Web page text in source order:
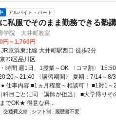
アルバイト・パート
私服でそのまま勤務できる塾
学院 大井町教室
円～1,760円
京浜東北線 大井町駅西口 徒歩2分
23区品川区
時間 週1日、1授業～OK 〈コマ割〉
～21:40 〈講習期間〉 夏期：7/14～8/
仕事内容 ■1ヵ月程度～相談可！ ■1対1
科目ごとに同一講師が担当） ■大学帰りそ
でOK★ 得意な科...
交通費支給 シフト制 履歴書不要